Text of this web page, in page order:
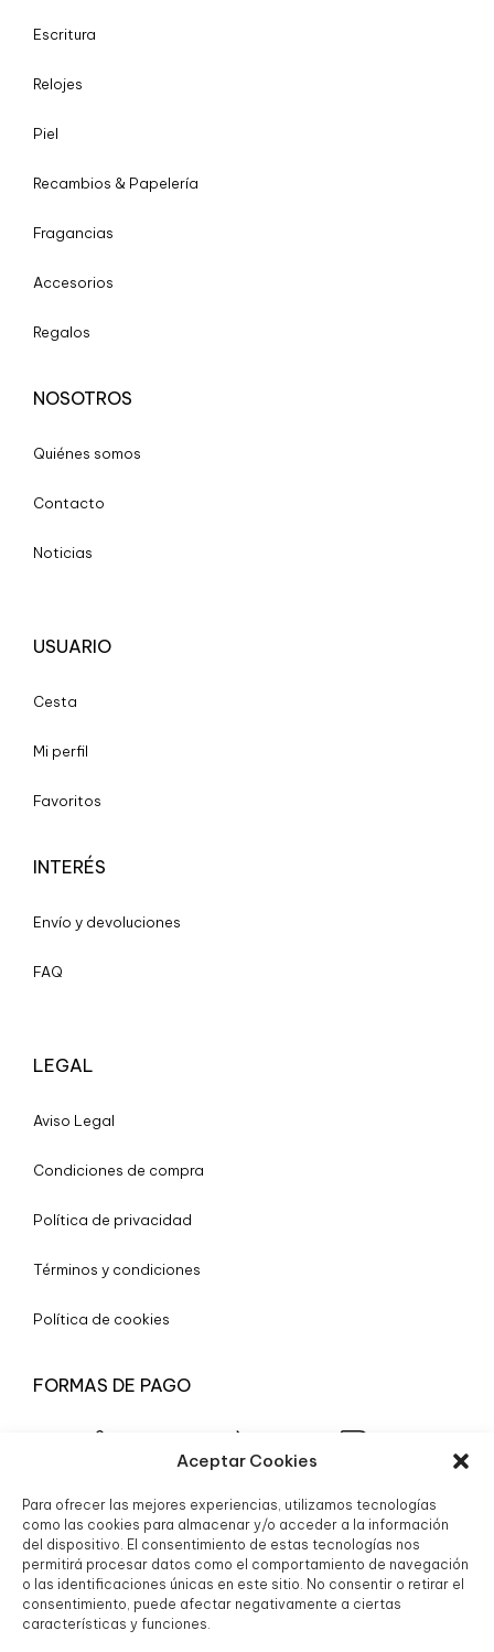
Aceptar Cookies
Para ofrecer las mejores experiencias, utilizamos tecnologías
como las cookies para almacenar y/o acceder a la información
del dispositivo. El consentimiento de estas tecnologías nos
permitirá procesar datos como el comportamiento de navegación
o las identificaciones únicas en este sitio. No consentir o retirar el
consentimiento, puede afectar negativamente a ciertas
características y funciones.
Escritura
Relojes
Piel
Recambios & Papelería
Fragancias
Accesorios
Regalos
NOSOTROS
Quiénes somos
Contacto
Noticias
USUARIO
Cesta
Mi perfil
Favoritos
INTERÉS
Envío y devoluciones
FAQ
LEGAL
Aviso Legal
Condiciones de compra
Política de privacidad
Términos y condiciones
Política de cookies
FORMAS DE PAGO
© 2025 Boutique Granada S.L.